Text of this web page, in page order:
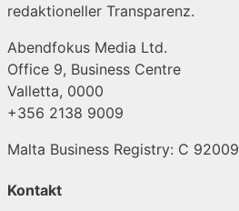
redaktioneller Transparenz.
Abendfokus Media Ltd.
Office 9, Business Centre
Valletta, 0000
+356 2138 9009
Malta Business Registry: C 92009
Kontakt